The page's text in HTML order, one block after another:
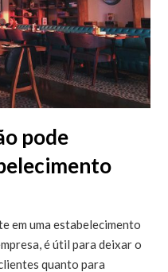
pode
em uma estabelecimento
é útil para deixar o
quanto para